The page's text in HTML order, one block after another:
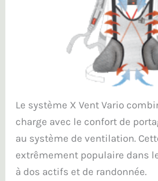
Le système X Vent Vario
charge avec le confort de
au système de ventilation.
extrêmement populaire dans
à dos actifs et de randonnée.